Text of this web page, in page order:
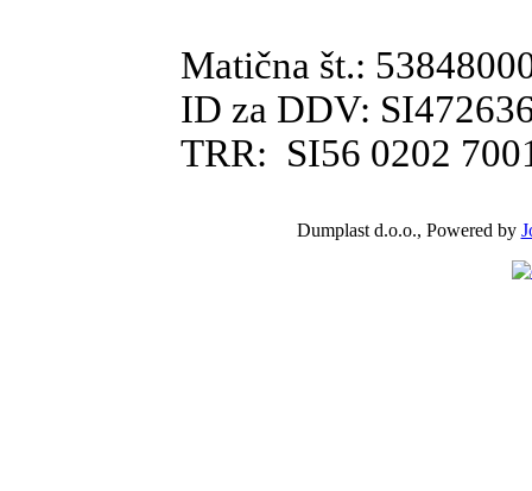
Matična št.:
ID za DDV:
TRR: SI56 0202
Dumplast d.o.o., Powered by